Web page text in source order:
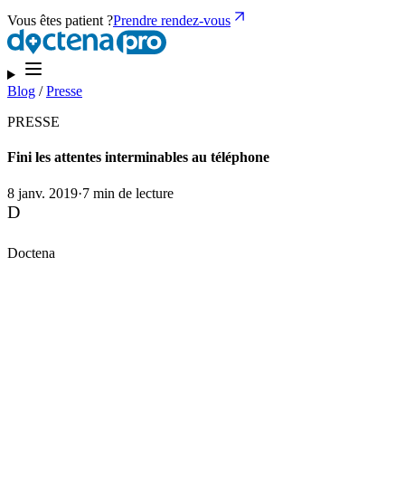
Vous êtes patient ?Prendre rendez-vous
Blog /Presse
PRESSE
Fini les attentes interminables au téléphone
8 janv. 2019·7 min de lecture
D
Doctena